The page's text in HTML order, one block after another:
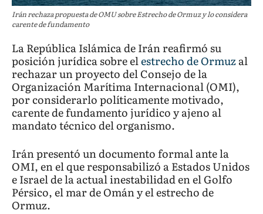
Irán rechaza propuesta de OMU sobre Estrecho de Ormuz y lo considera
carente de fundamento
La República Islámica de Irán reafirmó su
posición jurídica sobre elestrecho de Ormuzal
rechazar un proyecto del Consejo de la
Organización Marítima Internacional (OMI),
por considerarlo políticamente motivado,
carente de fundamento jurídico y ajeno al
mandato técnico del organismo.
Irán presentó un documento formal ante la
OMI, en el que responsabilizó a Estados Unidos
e Israel de la actual inestabilidad en el Golfo
Pérsico, el mar de Omán y el estrecho de
Ormuz.